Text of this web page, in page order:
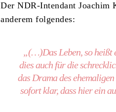
Der NDR-Intendant Joachim
anderem folgendes:
„(…)Das Leben, so heißt
dies auch für die
das Drama des
sofort klar, dass hier ein